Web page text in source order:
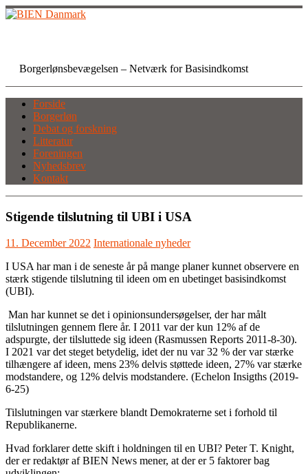
Skip
to
Borgerlønsbevægelsen – Netværk for Basisindkomst
Forside
Borgerløn
Debat og forskning
Litteratur
Foreningen
Nyhedsbrev
Kontakt
Stigende tilslutning til UBI i USA
11. December 2022 Internationale nyheder
I USA har man i de seneste år på mange planer kunnet observere en
stærk stigende tilslutning til ideen om en ubetinget basisindkomst
(UBI).
Man har kunnet se det i opinionsundersøgelser, der har målt
tilslutningen gennem flere år. I 2011 var der kun 12% af de
adspurgte, der tilsluttede sig ideen (Rasmussen Reports 2011-8-30).
I 2021 var det steget betydelig, idet der nu var 32 % der var stærke
tilhængere af ideen, mens 23% delvis støttede ideen, 27% var stærke
modstandere, og 12% delvis modstandere. (Echelon Insigths (2019-
6-25)
Tilslutningen var stærkere blandt Demokraterne set i forhold til
Republikanerne.
Hvad forklarer dette skift i holdningen til en UBI? Peter T. Knight,
der er redaktør af BIEN News mener, at der er 5 faktorer bag